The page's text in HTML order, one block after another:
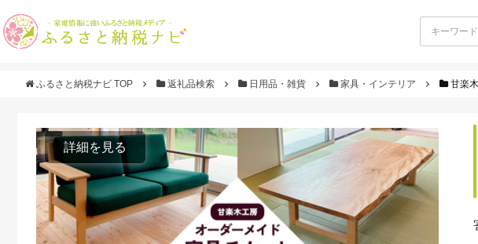
ふるさと納税ナビ TOP 返礼品検索 日用品・雑貨 家具・インテリア 甘楽木
詳細を見る